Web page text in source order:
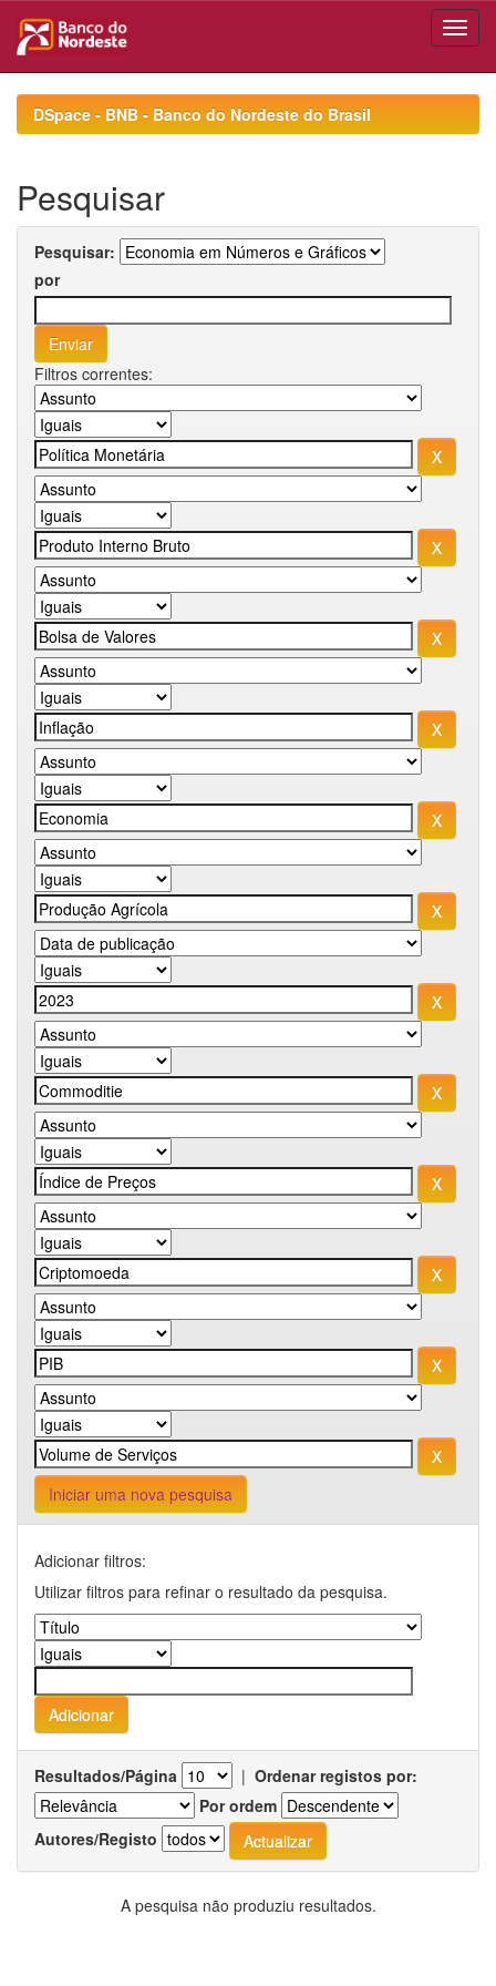
navigationDSpace - BNB - Banco do Nordeste do Brasil
Pesquisar
Pesquisar:
por
Filtros correntes:
Iniciar uma nova pesquisa
Adicionar filtros:
Utilizar filtros para refinar o resultado da pesquisa.
Resultados/Página | Ordenar registos por:
Por ordem
Autores/Registo
A pesquisa não produziu resultados.